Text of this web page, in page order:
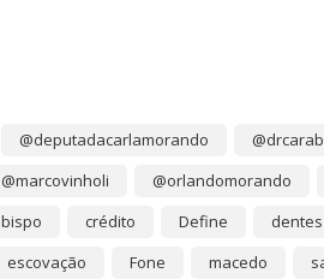
@deputadacarlamorando
@marcovinholi
@orlandomorando
bispo crédito Define
dentes
escovação Fone macedo